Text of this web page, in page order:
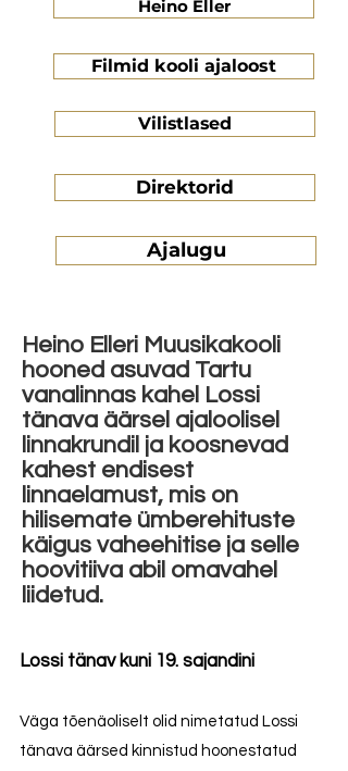
Heino Eller
Filmid kooli ajaloost
Vilistlased
Direktorid
Ajalugu
Heino Elleri Muusikakooli
hooned asuvad Tartu
vanalinnas kahel Lossi
tänava äärsel ajaloolisel
linnakrundil ja koosnevad
kahest endisest
linnaelamust, mis on
hilisemate ümberehituste
käigus vaheehitise ja selle
hoovitiiva abil omavahel
liidetud.
Lossi tänav kuni 19. sajandini
Väga tõenäoliselt olid nimetatud Lossi
tänava äärsed kinnistud hoonestatud